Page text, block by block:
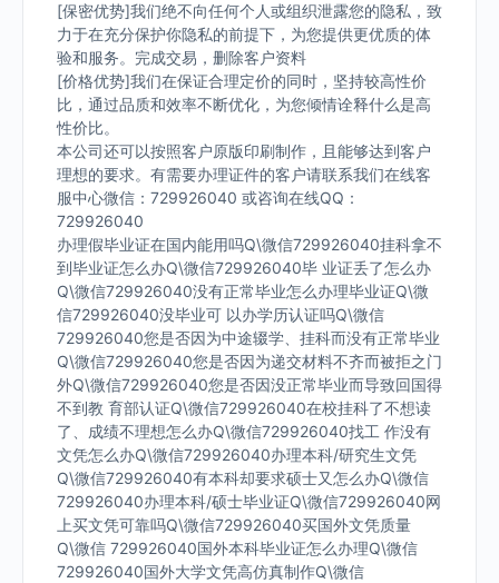
[保密优势]我们绝不向任何个人或组织泄露您的隐私，致
力于在充分保护你隐私的前提下，为您提供更优质的体
验和服务。完成交易，删除客户资料
[价格优势]我们在保证合理定价的同时，坚持较高性价
比，通过品质和效率不断优化，为您倾情诠释什么是高
性价比。
本公司还可以按照客户原版印刷制作，且能够达到客户
理想的要求。有需要办理证件的客户请联系我们在线客
服中心微信：729926040 或咨询在线QQ：
729926040
办理假毕业证在国内能用吗Q\微信729926040挂科拿不
到毕业证怎么办Q\微信729926040毕 业证丢了怎么办
Q\微信729926040没有正常毕业怎么办理毕业证Q\微
信729926040没毕业可 以办学历认证吗Q\微信
729926040您是否因为中途辍学、挂科而没有正常毕业
Q\微信729926040您是否因为递交材料不齐而被拒之门
外Q\微信729926040您是否因没正常毕业而导致回国得
不到教 育部认证Q\微信729926040在校挂科了不想读
了、成绩不理想怎么办Q\微信729926040找工 作没有
文凭怎么办Q\微信729926040办理本科/研究生文凭
Q\微信729926040有本科却要求硕士又怎么办Q\微信
729926040办理本科/硕士毕业证Q\微信729926040网
上买文凭可靠吗Q\微信729926040买国外文凭质量
Q\微信 729926040国外本科毕业证怎么办理Q\微信
729926040国外大学文凭高仿真制作Q\微信